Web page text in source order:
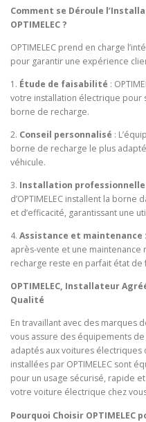
Comment se Déroule
OPTIMELEC ?
OPTIMELEC prend en charge
pour garantir une expérience
1. Étude de faisabilité :
votre installation électrique pour
borne de recharge.
2. Conseil personnalisé :
borne de recharge le plus
véhicule.
3. Installation professionnelle
d’OPTIMELEC installent la
et d’efficacité, garantissant une
4. Assistance et maintenance
après-vente et une
recharge reste en parfait état de
OPTIMELEC, Installateur
Qualité
En travaillant avec des marques
vous assure des équipements
adaptés aux voitures
installées par OPTIMELEC sont
pour un usage sécurisé, rapide
votre voiture électrique chez
Pourquoi Choisir